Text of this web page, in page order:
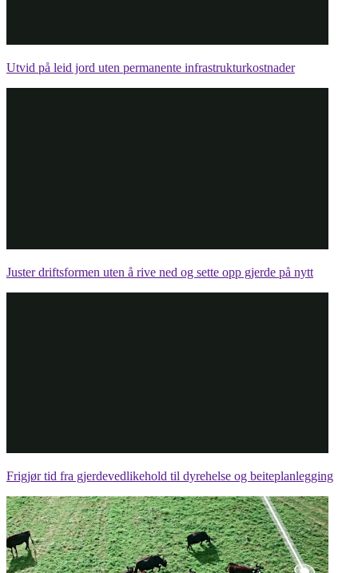
Utvid på leid jord uten permanente infrastrukturkostnader
Juster driftsformen uten å rive ned og sette opp gjerde på nytt
Frigjør tid fra gjerdevedlikehold til dyrehelse og beiteplanlegging